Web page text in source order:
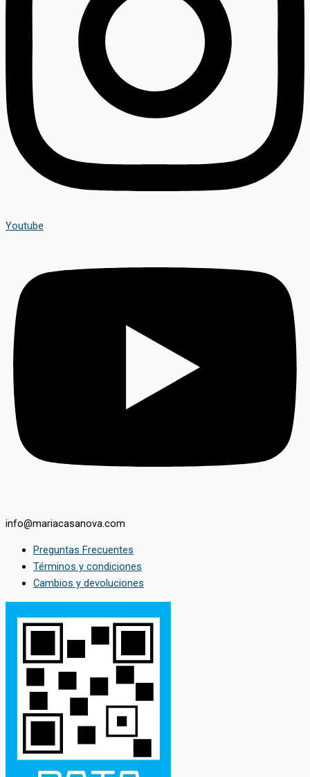
Youtube
info@mariacasanova.com
Preguntas Frecuentes
Términos y condiciones
Cambios y devoluciones